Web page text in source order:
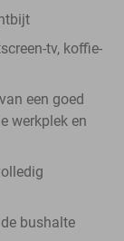
tv, koffie-
een goed
werkplek en
bushalte